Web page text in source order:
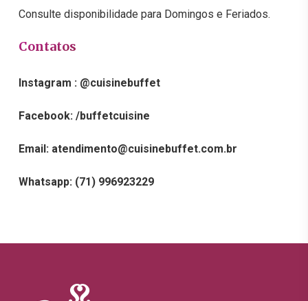
Consulte disponibilidade para Domingos e Feriados.
Contatos
Instagram : @cuisinebuffet
Facebook: /buffetcuisine
Email: atendimento@cuisinebuffet.com.br
Whatsapp: (71) 996923229